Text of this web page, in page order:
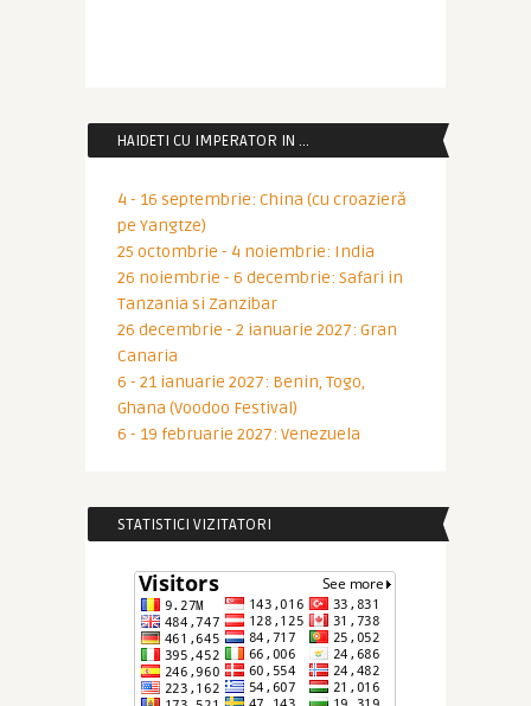
HAIDETI CU IMPERATOR IN …
4 - 16 septembrie: China (cu croazieră
pe Yangtze)
25 octombrie - 4 noiembrie: India
26 noiembrie - 6 decembrie: Safari in
Tanzania si Zanzibar
26 decembrie - 2 ianuarie 2027: Gran
Canaria
6 - 21 ianuarie 2027: Benin, Togo,
Ghana (Voodoo Festival)
6 - 19 februarie 2027: Venezuela
STATISTICI VIZITATORI